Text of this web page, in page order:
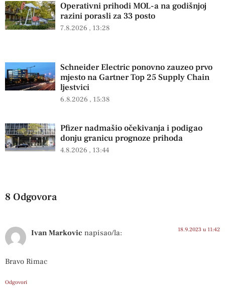
Operativni prihodi MOL-a na godišnjoj
razini porasli za 33 posto
7.8.2026 13:28
Schneider Electric ponovno zauzeo prvo
mjesto na Gartner Top 25 Supply Chain
ljestvici
6.8.2026 15:38
Pfizer nadmašio očekivanja i podigao
donju granicu prognoze prihoda
4.8.2026 13:44
8 Odgovora
Ivan Markovic napisao/la: 18.9.2023 u 11:42
Bravo Rimac
Odgovori